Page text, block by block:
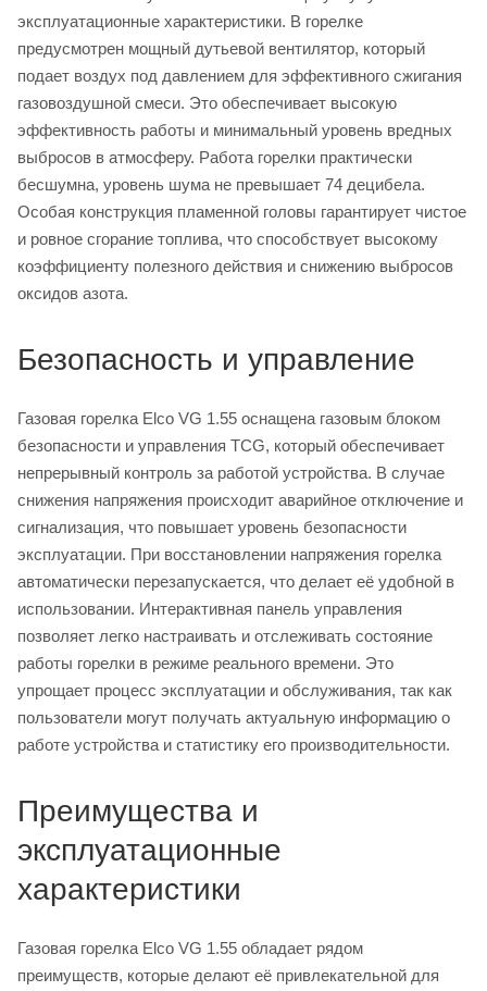
эксплуатационные характеристики. В горелке
предусмотрен мощный дутьевой вентилятор, который
подает воздух под давлением для эффективного сжигания
газовоздушной смеси. Это обеспечивает высокую
эффективность работы и минимальный уровень вредных
выбросов в атмосферу. Работа горелки практически
бесшумна, уровень шума не превышает 74 децибела.
Особая конструкция пламенной головы гарантирует чистое
и ровное сгорание топлива, что способствует высокому
коэффициенту полезного действия и снижению выбросов
оксидов азота.
Безопасность и управление
Газовая горелка Elco VG 1.55 оснащена газовым блоком
безопасности и управления TCG, который обеспечивает
непрерывный контроль за работой устройства. В случае
снижения напряжения происходит аварийное отключение и
сигнализация, что повышает уровень безопасности
эксплуатации. При восстановлении напряжения горелка
автоматически перезапускается, что делает её удобной в
использовании. Интерактивная панель управления
позволяет легко настраивать и отслеживать состояние
работы горелки в режиме реального времени. Это
упрощает процесс эксплуатации и обслуживания, так как
пользователи могут получать актуальную информацию о
работе устройства и статистику его производительности.
Преимущества и
эксплуатационные
характеристики
Газовая горелка Elco VG 1.55 обладает рядом
преимуществ, которые делают её привлекательной для